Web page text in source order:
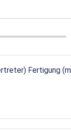
Fertigung